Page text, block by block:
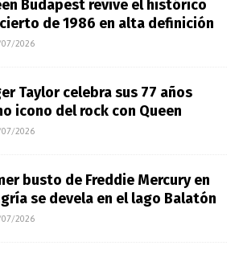
Budapest revive el histórico
de 1986 en alta definición
07/2026
Taylor celebra sus 77 años
icono del rock con Queen
07/2026
busto de Freddie Mercury en
se devela en el lago Balatón
07/2026